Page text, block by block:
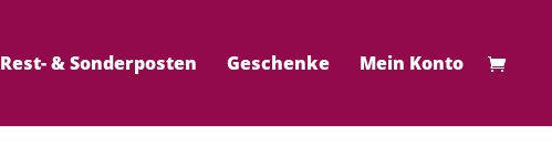
Rest- & Sonderposten Geschenke Mein Konto